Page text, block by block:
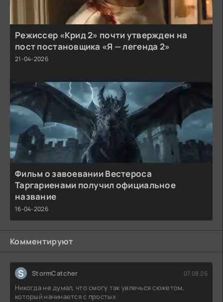
Режиссер «Крид 2» почти утвержден на
пост постановщика «Я — легенда 2»
21-04-2026
Фильм о завоевании Вестероса
Таргариенами получил официальное
название
16-04-2026
Комментируют
S StormCatcher 07.08.26
Никогда не думал, что смогу так увлечься сюжетом,
который начинается с простых